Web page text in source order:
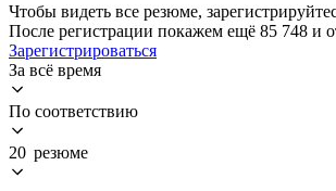
Чтобы видеть все резюме,
После регистрации покажем ещё 85 748 и
Зарегистрироваться
За всё время
По соответствию
20 резюме